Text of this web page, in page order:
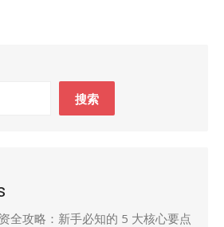
搜索
全攻略：新手必知的 5 大核心要点